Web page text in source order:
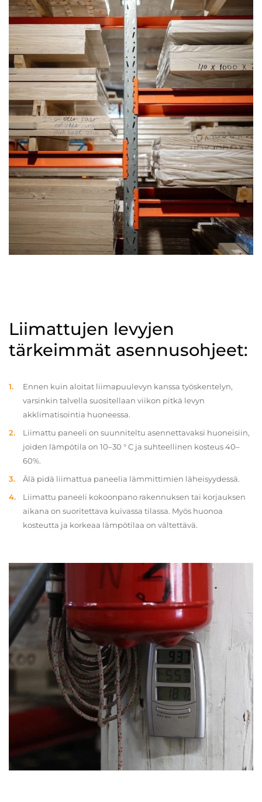
Liimattujen levyjen
tärkeimmät asennusohjeet:
Ennen kuin aloitat liimapuulevyn kanssa työskentelyn,
varsinkin talvella suositellaan viikon pitkä levyn
akklimatisointia huoneessa.
Liimattu paneeli on suunniteltu asennettavaksi huoneisiin,
joiden lämpötila on 10–30 ° C ja suhteellinen kosteus 40–
60%.
Älä pidä liimattua paneelia lämmittimien läheisyydessä.
Liimattu paneeli kokoonpano rakennuksen tai korjauksen
aikana on suoritettava kuivassa tilassa. Myös huonoa
kosteutta ja korkeaa lämpötilaa on vältettävä.